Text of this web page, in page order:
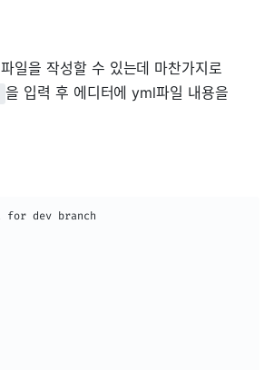
일을 작성할 수 있는데 마찬가지로
을 입력 후 에디터에 yml파일 내용을
dev branch